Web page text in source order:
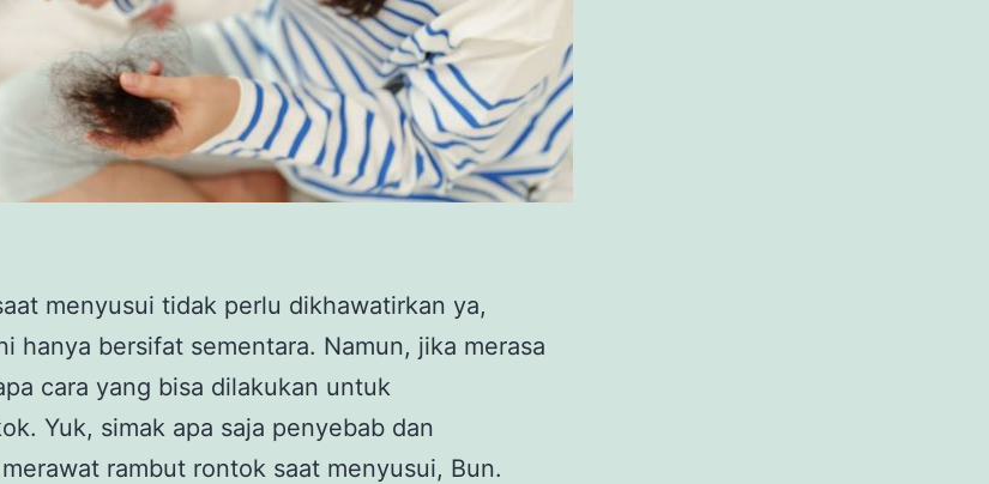
menyusui tidak perlu dikhawatirkan ya,
hanya bersifat sementara. Namun, jika merasa
cara yang bisa dilakukan untuk
Yuk, simak apa saja penyebab dan
rambut rontok saat menyusui, Bun.